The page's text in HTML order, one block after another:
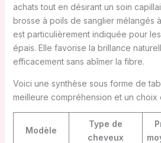
achats tout en désirant un soin
brosse à poils de sanglier mélangés
est particulièrement indiquée pour
épais. Elle favorise la brillance
efficacement sans abîmer la fibre.
Voici une synthèse sous forme de
meilleure compréhension et un choix
Modèle
Type de
cheveux